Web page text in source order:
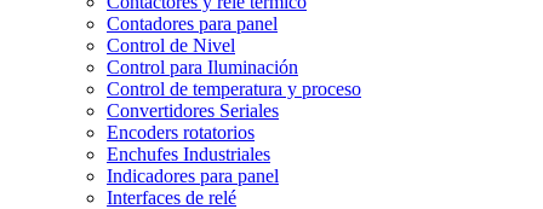
Contadores para panel
Control de Nivel
Control para Iluminación
Control de temperatura y proceso
Convertidores Seriales
Encoders rotatorios
Enchufes Industriales
Indicadores para panel
Interfaces de relé